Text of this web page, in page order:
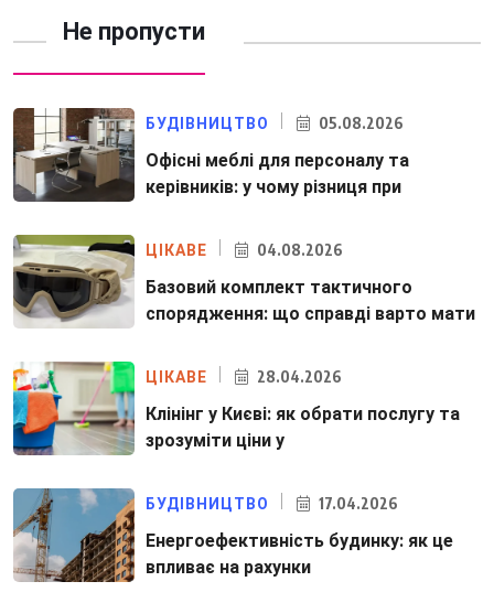
Не пропусти
БУДІВНИЦТВО 05.08.2026
Офісні меблі для персоналу та
керівників: у чому різниця при
ЦІКАВЕ 04.08.2026
Базовий комплект тактичного
спорядження: що справді варто мати
ЦІКАВЕ 28.04.2026
Клінінг у Києві: як обрати послугу та
зрозуміти ціни у
БУДІВНИЦТВО 17.04.2026
Енергоефективність будинку: як це
впливає на рахунки